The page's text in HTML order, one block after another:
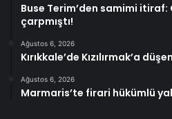
Buse Terim’den samimi
çarpmıştı!
Ağustos 6, 2026
Kırıkkale’de Kızılırmak’a
Ağustos 6, 2026
Marmaris’te firari hükümlü